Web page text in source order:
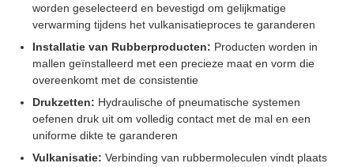
worden geselecteerd en bevestigd om gelijkmatige
verwarming tijdens het vulkanisatieproces te garanderen
Installatie van Rubberproducten: Producten worden in
mallen geïnstalleerd met een precieze maat en vorm die
overeenkomt met de consistentie
Drukzetten: Hydraulische of pneumatische systemen
oefenen druk uit om volledig contact met de mal en een
uniforme dikte te garanderen
Vulkanisatie: Verbinding van rubbermoleculen vindt plaats